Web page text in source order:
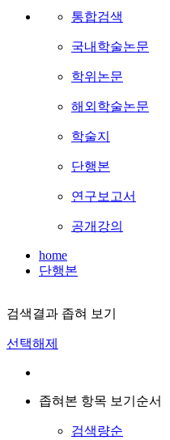
통합검색
국내학술논문
학위논문
해외학술논문
학술지
단행본
연구보고서
공개강의
home
단행본
검색결과 좁혀 보기
선택해제
좁혀본 항목 보기순서
검색량순